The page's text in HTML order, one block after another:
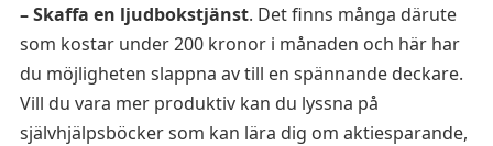
– Skaffa en ljudbokstjänst. Det finns många därute
som kostar under 200 kronor i månaden och här har
du möjligheten slappna av till en spännande deckare.
Vill du vara mer produktiv kan du lyssna på
självhjälpsböcker som kan lära dig om aktiesparande,